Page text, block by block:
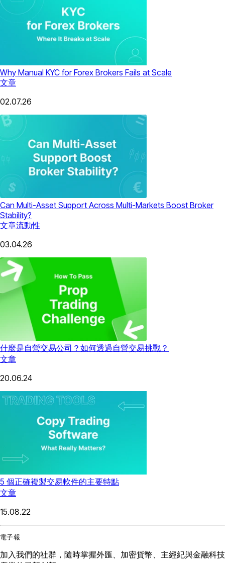
Why Manual KYC for Forex Brokers Fails at Scale
文章
02.07.26
Can Multi-Asset Support Across Multi-Markets Boost Broker
Stability?
文章流動性
03.04.26
什麼是自營交易公司？如何透過自營交易挑戰？
文章
20.06.24
5 個正確複製交易軟件的主要特點
文章
15.08.22
電子報
加入我們的社群，隨時掌握外匯、加密貨幣、主經紀與金融科技